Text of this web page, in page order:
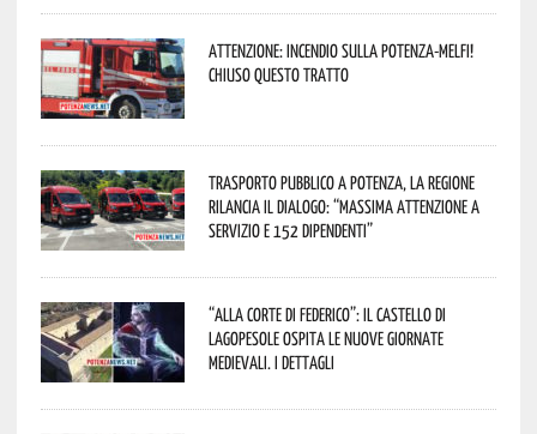
Attenzione: incendio sulla Potenza-Melfi!
Chiuso questo tratto
Trasporto pubblico a Potenza, la Regione
rilancia il dialogo: “Massima attenzione a
servizio e 152 dipendenti”
“Alla corte di Federico”: il Castello di
Lagopesole ospita le nuove Giornate
Medievali. I dettagli